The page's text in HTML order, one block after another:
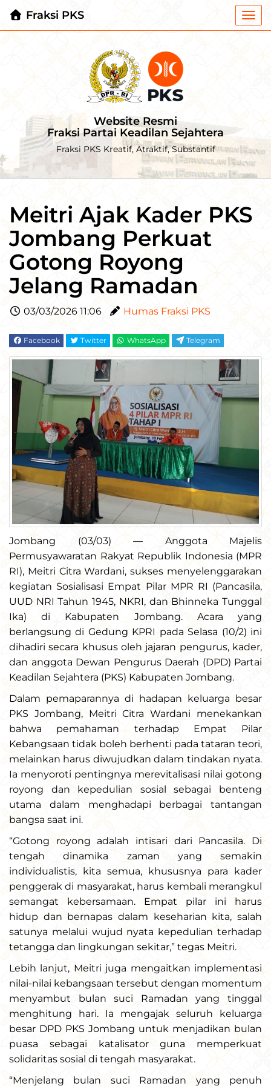
Fraksi PKS
Website Resmi
Fraksi Partai Keadilan Sejahtera
Fraksi PKS Kreatif, Atraktif, Substantif
Meitri Ajak Kader PKS
Jombang Perkuat
Gotong Royong
Jelang Ramadan
03/03/2026 11:06 Humas Fraksi PKS
Facebook Twitter WhatsApp Telegram
Jombang (03/03) — Anggota Majelis
Permusyawaratan Rakyat Republik Indonesia (MPR
RI), Meitri Citra Wardani, sukses menyelenggarakan
kegiatan Sosialisasi Empat Pilar MPR RI (Pancasila,
UUD NRI Tahun 1945, NKRI, dan Bhinneka Tunggal
Ika) di Kabupaten Jombang. Acara yang
berlangsung di Gedung KPRI pada Selasa (10/2) ini
dihadiri secara khusus oleh jajaran pengurus, kader,
dan anggota Dewan Pengurus Daerah (DPD) Partai
Keadilan Sejahtera (PKS) Kabupaten Jombang.
Dalam pemaparannya di hadapan keluarga besar
PKS Jombang, Meitri Citra Wardani menekankan
bahwa pemahaman terhadap Empat Pilar
Kebangsaan tidak boleh berhenti pada tataran teori,
melainkan harus diwujudkan dalam tindakan nyata.
Ia menyoroti pentingnya merevitalisasi nilai gotong
royong dan kepedulian sosial sebagai benteng
utama dalam menghadapi berbagai tantangan
bangsa saat ini.
“Gotong royong adalah intisari dari Pancasila. Di
tengah dinamika zaman yang semakin
individualistis, kita semua, khususnya para kader
penggerak di masyarakat, harus kembali merangkul
semangat kebersamaan. Empat pilar ini harus
hidup dan bernapas dalam keseharian kita, salah
satunya melalui wujud nyata kepedulian terhadap
tetangga dan lingkungan sekitar,” tegas Meitri.
Lebih lanjut, Meitri juga mengaitkan implementasi
nilai-nilai kebangsaan tersebut dengan momentum
menyambut bulan suci Ramadan yang tinggal
menghitung hari. Ia mengajak seluruh keluarga
besar DPD PKS Jombang untuk menjadikan bulan
puasa sebagai katalisator guna memperkuat
solidaritas sosial di tengah masyarakat.
“Menjelang bulan suci Ramadan yang penuh